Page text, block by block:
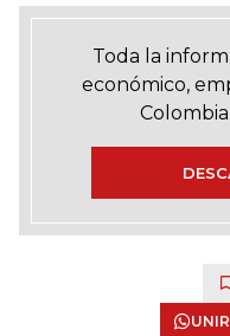
Toda la
económico,